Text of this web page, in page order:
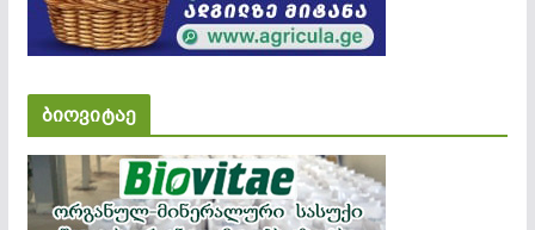
ბიოვიტაე